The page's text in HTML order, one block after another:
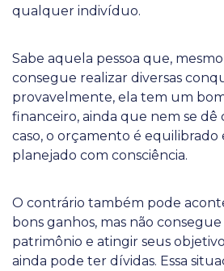
qualquer indivíduo.
Sabe aquela pessoa que,
consegue realizar diversas
provavelmente, ela tem um
financeiro, ainda que nem se dê
caso, o orçamento é equilibrado
planejado com consciência.
O contrário também pode
bons ganhos, mas não
patrimônio e atingir seus
ainda pode ter dívidas. Essa